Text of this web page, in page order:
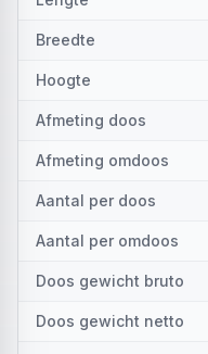
Breedte
Hoogte
Afmeting doos
Afmeting omdoos
Aantal per doos
Aantal per omdoos
Doos gewicht bruto
Doos gewicht netto